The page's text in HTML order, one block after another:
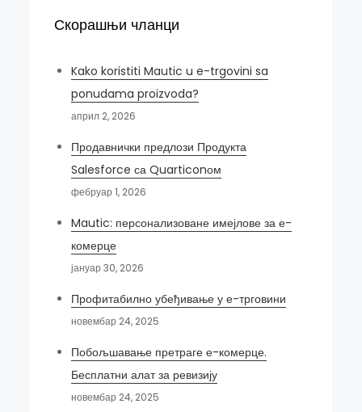
Скорашњи чланци
Kako koristiti Mautic u e-trgovini sa
ponudama proizvoda?
април 2, 2026
Продавнички предлози Продукта
Salesforce са Quarticonом
фебруар 1, 2026
Mautic: персонализоване имејлове за е-
комерце
јануар 30, 2026
Профитабилно убеђивање у е-трговини
новембар 24, 2025
Побољшавање претраге е-комерце.
Бесплатни алат за ревизију
новембар 24, 2025